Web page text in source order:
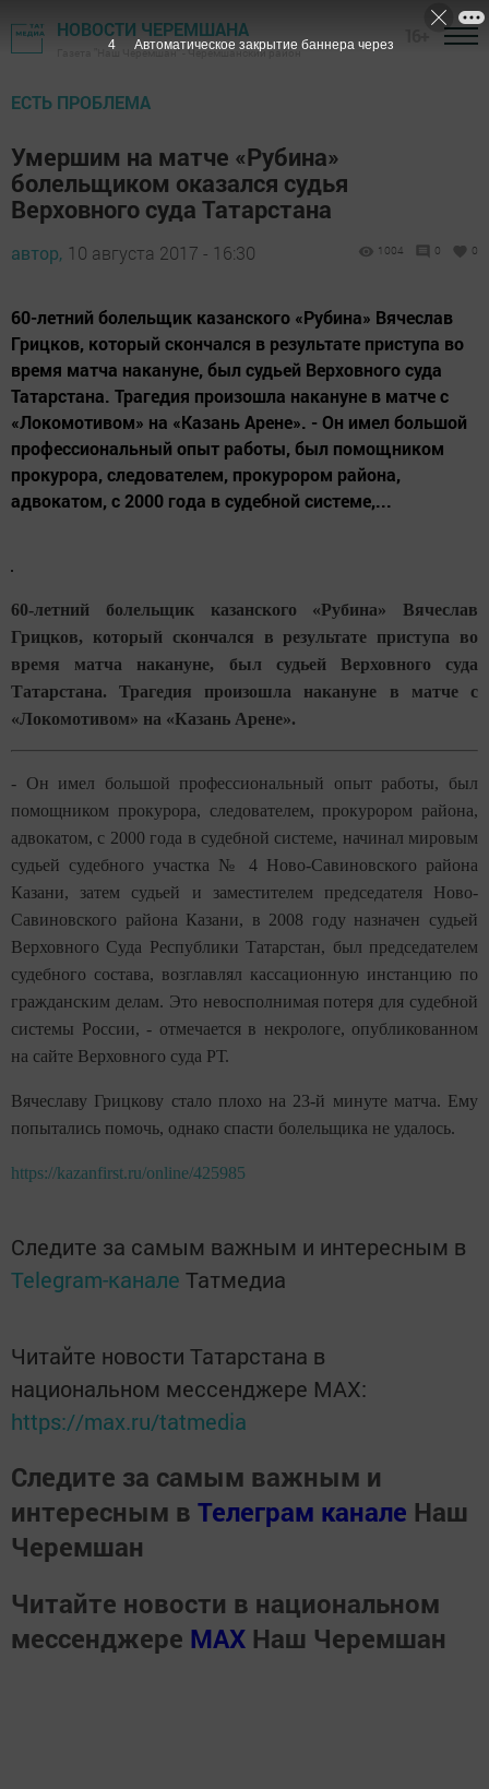
НОВОСТИ ЧЕРЕМШАНА
Газета "Наш Черемшан" - Черемшанский район
ЕСТЬ ПРОБЛЕМА
Умершим на матче «Рубина»
болельщиком оказался судья
Верховного суда Татарстана
автор, 10 августа 2017 - 16:30 1004 0 0
60-летний болельщик казанского «Рубина» Вячеслав
Грицков, который скончался в результате приступа во
время матча накануне, был судьей Верховного суда
Татарстана. Трагедия произошла накануне в матче с
«Локомотивом» на «Казань Арене». - Он имел большой
профессиональный опыт работы, был помощником
прокурора, следователем, прокурором района,
адвокатом, с 2000 года в судебной системе,...
60-летний болельщик казанского «Рубина» Вячеслав
Грицков, который скончался в результате приступа во
время матча накануне, был судьей Верховного суда
Татарстана. Трагедия произошла накануне в матче с
«Локомотивом» на «Казань Арене».
- Он имел большой профессиональный опыт работы, был
помощником прокурора, следователем, прокурором района,
адвокатом, с 2000 года в судебной системе, начинал мировым
судьей судебного участка № 4 Ново-Савиновского района
Казани, затем судьей и заместителем председателя Ново-
Савиновского района Казани, в 2008 году назначен судьей
Верховного Суда Республики Татарстан, был председателем
судебного состава, возглавлял кассационную инстанцию по
гражданским делам. Это невосполнимая потеря для судебной
системы России, - отмечается в некрологе, опубликованном
на сайте Верховного суда РТ.
Вячеславу Грицкову стало плохо на 23-й минуте матча. Ему
попытались помочь, однако спасти болельщика не удалось.
https://kazanfirst.ru/online/425985
Следите за самым важным и интересным в
Telegram-канале Татмедиа
Читайте новости Татарстана в
национальном мессенджере MАХ:
https://max.ru/tatmedia
Следите за самым важным и
интересным в Телеграм канале Наш
Черемшан
Читайте новости в национальном
мессенджере MАХ Наш Черемшан
3 Автоматическое закрытие баннера через